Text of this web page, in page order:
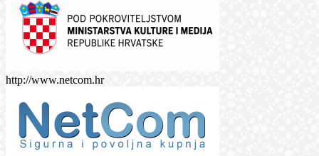
http://www.netcom.hr